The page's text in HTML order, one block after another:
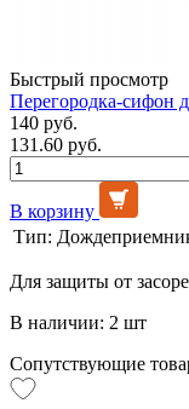
Быстрый просмотр
Перегородка-сифон
140 руб.
131.60 руб.
В корзину
Тип:
Для защиты от
В наличии: 2 шт
Сопутствующие